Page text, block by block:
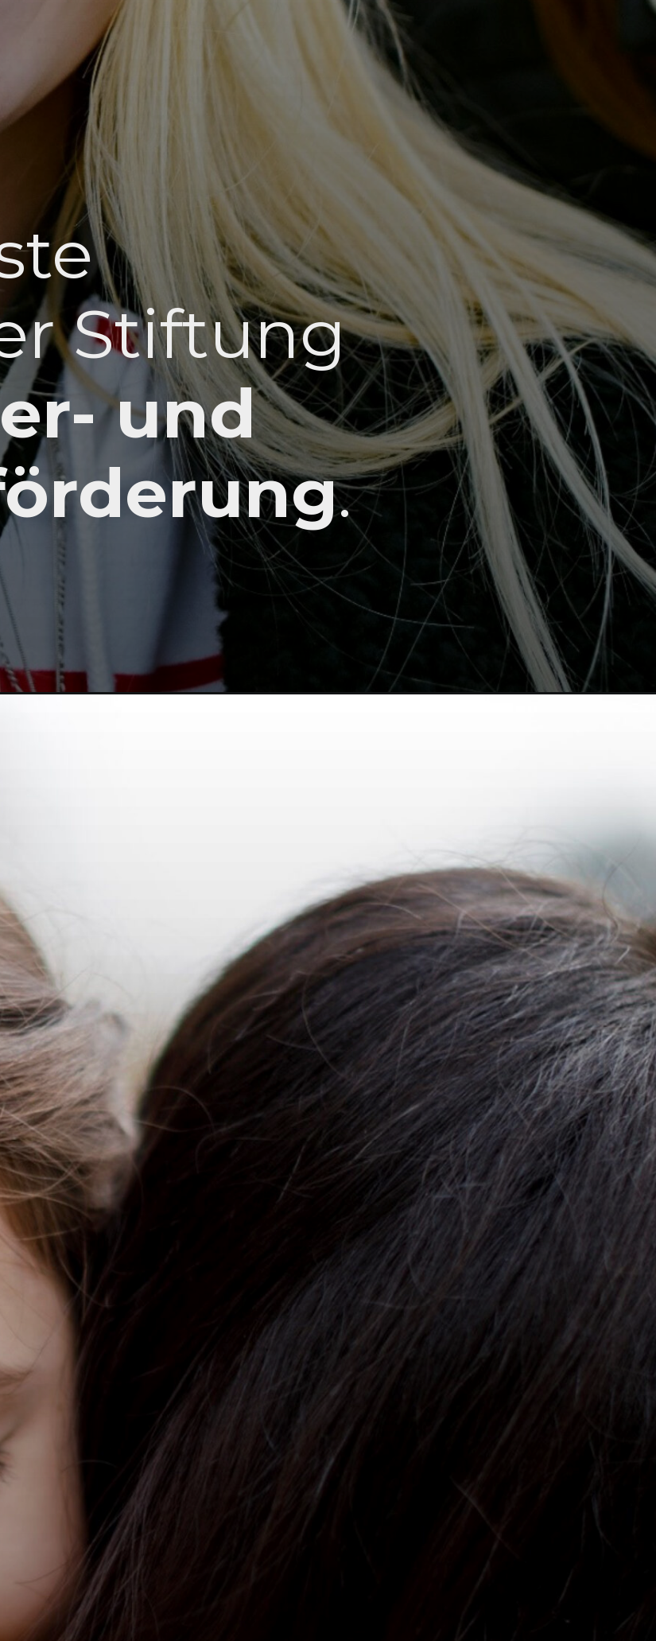
Stiftung
und
.